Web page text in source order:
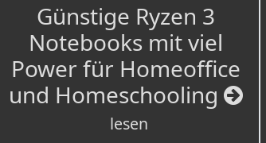
Günstige Ryzen 3
Notebooks mit viel
Power für Homeoffice
und Homeschooling
lesen